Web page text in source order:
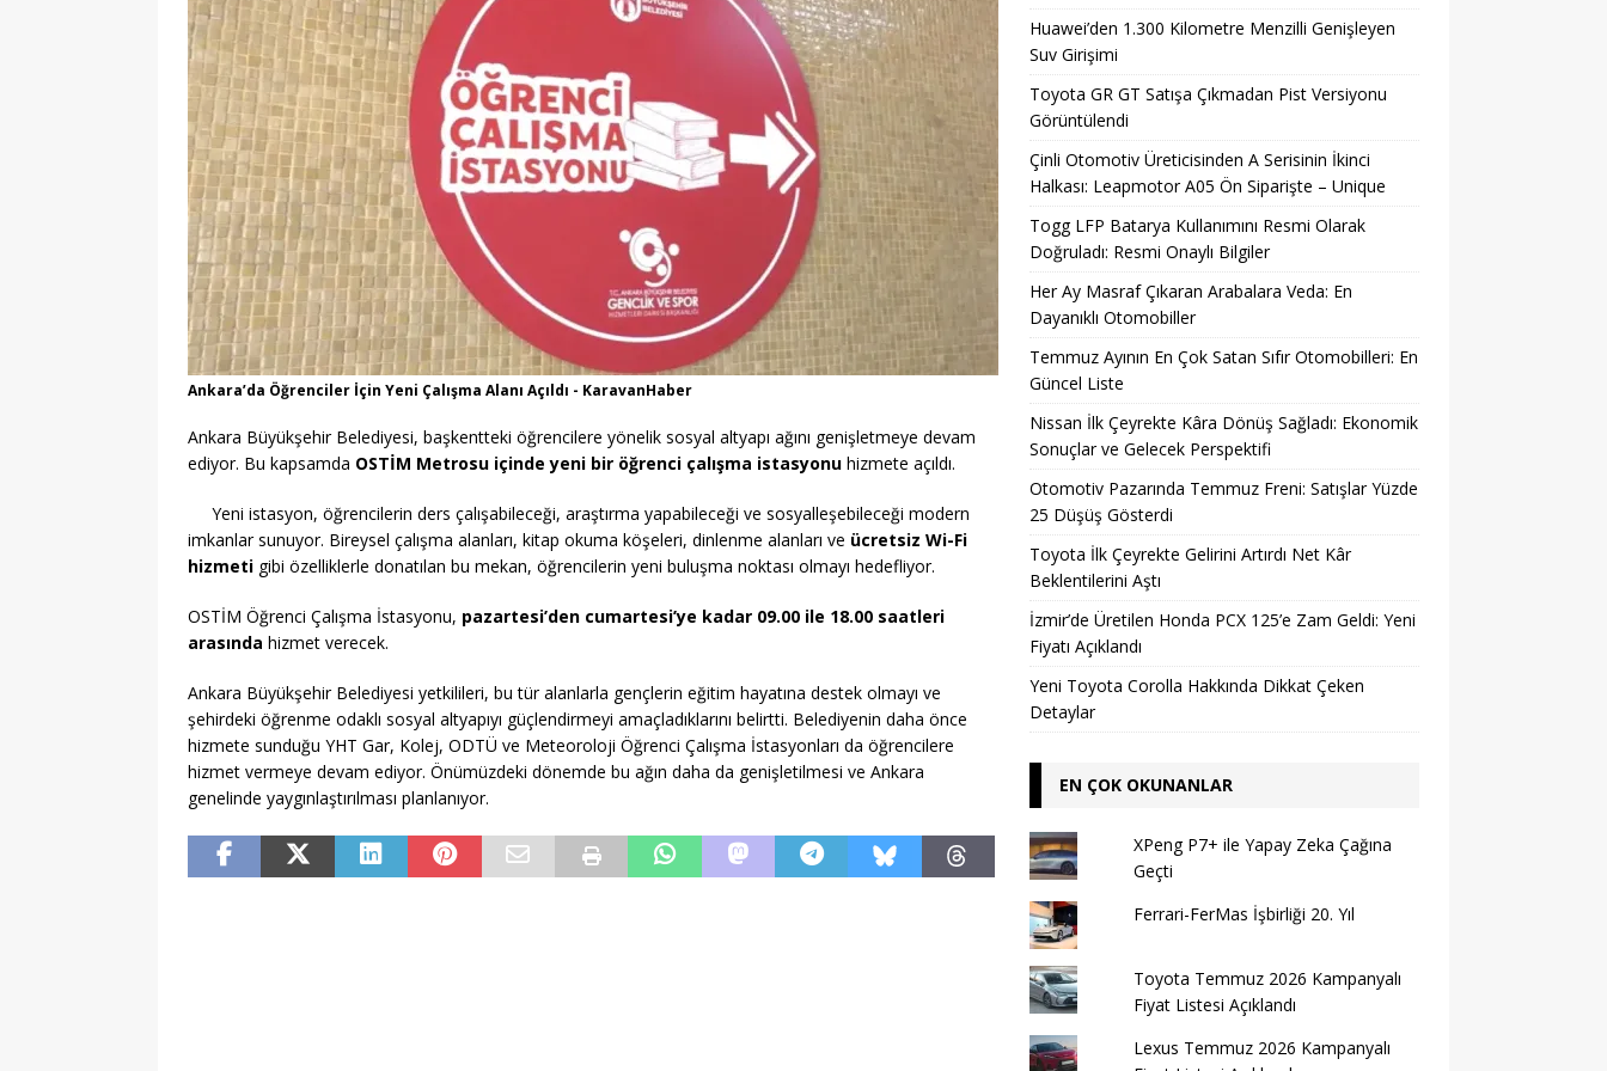
Ankara’da Öğrenciler İçin Yeni Çalışma Alanı Açıldı - KaravanHaber
Ankara Büyükşehir Belediyesi, başkentteki öğrencilere yönelik sosyal altyapı ağını genişletmeye devam
ediyor. Bu kapsamda OSTİM Metrosu içinde yeni bir öğrenci çalışma istasyonu hizmete açıldı.
Yeni istasyon, öğrencilerin ders çalışabileceği, araştırma yapabileceği ve sosyalleşebileceği modern
imkanlar sunuyor. Bireysel çalışma alanları, kitap okuma köşeleri, dinlenme alanları ve ücretsiz Wi-Fi
hizmeti gibi özelliklerle donatılan bu mekan, öğrencilerin yeni buluşma noktası olmayı hedefliyor.
OSTİM Öğrenci Çalışma İstasyonu, pazartesi’den cumartesi’ye kadar 09.00 ile 18.00 saatleri
arasında hizmet verecek.
Ankara Büyükşehir Belediyesi yetkilileri, bu tür alanlarla gençlerin eğitim hayatına destek olmayı ve
şehirdeki öğrenme odaklı sosyal altyapıyı güçlendirmeyi amaçladıklarını belirtti. Belediyenin daha önce
hizmete sunduğu YHT Gar, Kolej, ODTÜ ve Meteoroloji Öğrenci Çalışma İstasyonları da öğrencilere
hizmet vermeye devam ediyor. Önümüzdeki dönemde bu ağın daha da genişletilmesi ve Ankara
genelinde yaygınlaştırılması planlanıyor.
Huawei’den 1.300 Kilometre Menzilli Genişleyen
Suv Girişimi
Toyota GR GT Satışa Çıkmadan Pist Versiyonu
Görüntülendi
Çinli Otomotiv Üreticisinden A Serisinin İkinci
Halkası: Leapmotor A05 Ön Siparişte – Unique
Togg LFP Batarya Kullanımını Resmi Olarak
Doğruladı: Resmi Onaylı Bilgiler
Her Ay Masraf Çıkaran Arabalara Veda: En
Dayanıklı Otomobiller
Temmuz Ayının En Çok Satan Sıfır Otomobilleri: En
Güncel Liste
Nissan İlk Çeyrekte Kâra Dönüş Sağladı: Ekonomik
Sonuçlar ve Gelecek Perspektifi
Otomotiv Pazarında Temmuz Freni: Satışlar Yüzde
25 Düşüş Gösterdi
Toyota İlk Çeyrekte Gelirini Artırdı Net Kâr
Beklentilerini Aştı
İzmir’de Üretilen Honda PCX 125’e Zam Geldi: Yeni
Fiyatı Açıklandı
Yeni Toyota Corolla Hakkında Dikkat Çeken
Detaylar
EN ÇOK OKUNANLAR
XPeng P7+ ile Yapay Zeka Çağına
Geçti
Ferrari-FerMas İşbirliği 20. Yıl
Toyota Temmuz 2026 Kampanyalı
Fiyat Listesi Açıklandı
Lexus Temmuz 2026 Kampanyalı